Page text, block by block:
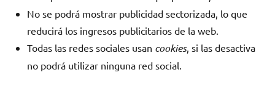
No se podrá mostrar publicidad sectorizada, lo que
reducirá los ingresos publicitarios de la web.
Todas las redes sociales usan cookies, si las desactiva
no podrá utilizar ninguna red social.